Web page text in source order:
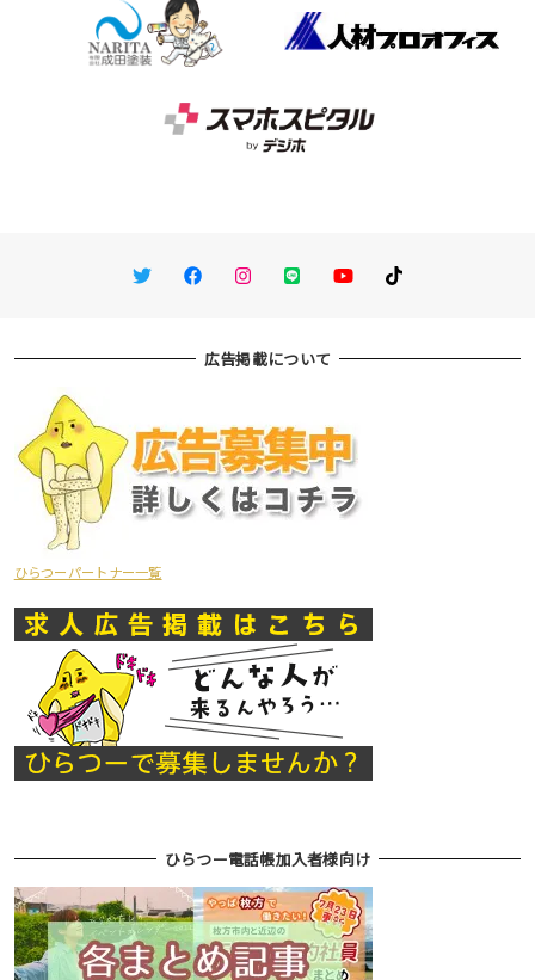
TwitterFacebookInstagram
LINE You TubeTikTok
広告掲載について
ひらつーパートナー一覧
ひらつー電話帳加入者様向け